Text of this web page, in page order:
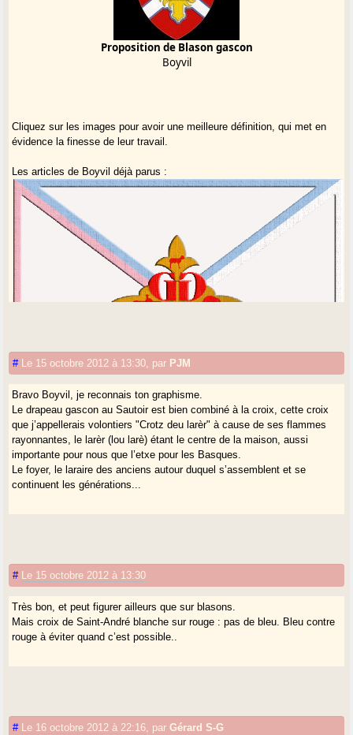
Proposition de Blason gascon
Boyvil
Cliquez sur les images pour avoir une meilleure définition, qui met en
évidence la finesse de leur travail.
Les articles de Boyvil déjà parus :
4 banèras
# Le 15 octobre 2012 à 13:30 par PJM
Bravo Boyvil, je reconnais ton graphisme.
Le drapeau gascon au Sautoir est bien combiné à la croix, cette croix
que j’appellerais volontiers "Crotz deu larèr" à cause de ses flammes
rayonnantes, le larèr (lou larè) étant le centre de la maison, aussi
importante pour nous que l’etxe pour les Basques.
Le foyer, le laraire des anciens autour duquel s’assemblent et se
continuent les générations...
# Le 15 octobre 2012 à 13:30
Très bon, et peut figurer ailleurs que sur blasons.
Mais croix de Saint-André blanche sur rouge : pas de bleu. Bleu contre
rouge à éviter quand c’est possible..
# Le 16 octobre 2012 à 22:16 parGérard S-G